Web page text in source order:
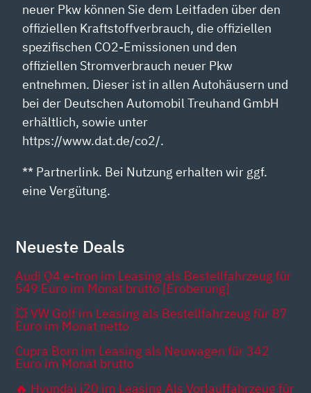
neuer Pkw können Sie dem Leitfaden über den
offiziellen Kraftstoffverbrauch, die offiziellen
spezifischen CO2-Emissionen und den
offiziellen Stromverbrauch neuer Pkw
entnehmen. Dieser ist in allen Autohäusern und
bei der Deutschen Automobil Treuhand GmbH
erhältlich, sowie unter
https://www.dat.de/co2/.
** Partnerlink. Bei Nutzung erhalten wir ggf.
eine Vergütung.
Neueste Deals
Audi Q4 e-tron im Leasing als Bestellfahrzeug für
549 Euro im Monat brutto [Eroberung]
💥 VW Golf im Leasing als Bestellfahrzeug für 87
Euro im Monat netto
Cupra Born im Leasing als Neuwagen für 342
Euro im Monat brutto
🔥 Hyundai i20 im Leasing Als Vorlauffahrzeug für